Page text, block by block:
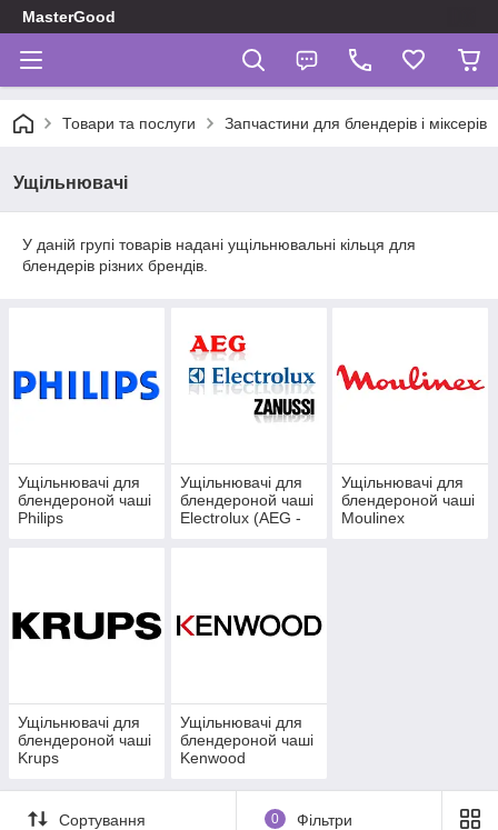
MasterGood
Товари та послуги Запчастини для блендерів і міксерів
Ущільнювачі
У даній групі товарів надані ущільнювальні кільця для
блендерів різних брендів.
Ущільнювачі для
блендероной чаші
Philips
Ущільнювачі для
блендероной чаші
Electrolux (AEG -
Ущільнювачі для
блендероной чаші
Moulinex
Ущільнювачі для
блендероной чаші
Krups
Ущільнювачі для
блендероной чаші
Kenwood
Сортування 0 Фільтри